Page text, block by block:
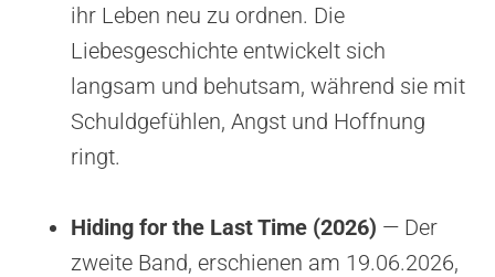
ihr Leben neu zu ordnen. Die
Liebesgeschichte entwickelt sich
langsam und behutsam, während sie mit
Schuldgefühlen, Angst und Hoffnung
ringt.
Hiding for the Last Time (2026) — Der
zweite Band, erschienen am 19.06.2026,